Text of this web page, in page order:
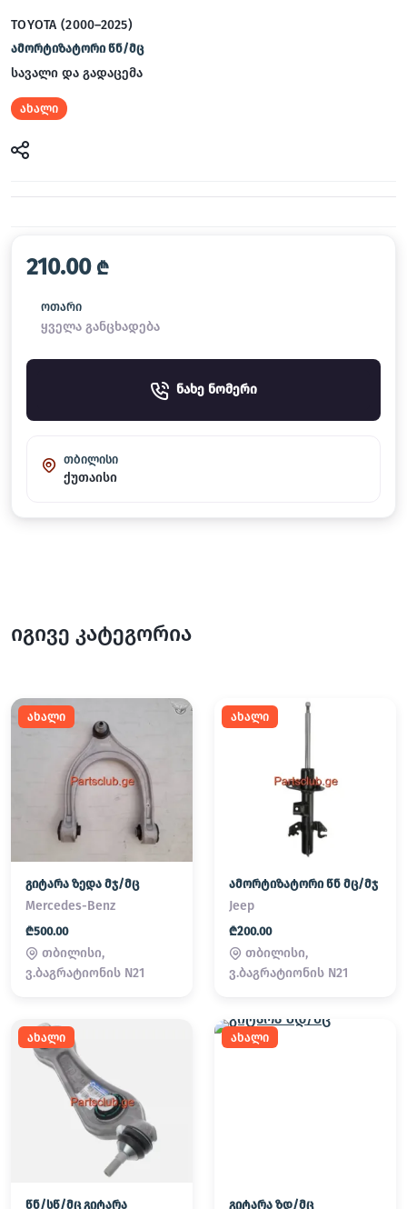
TOYOTA (2000–2025)
ამორტიზატორი წნ/მც
სავალი და გადაცემა
ახალი
210.00 ₾
ოთარი
ყველა განცხადება
ნახე ნომერი
თბილისი
ქუთაისი
იგივე კატეგორია
ახალი
გიტარა ზედა მჯ/მც
Mercedes-Benz
₾500.00
თბილისი,
ვ.ბაგრატიონის N21
ახალი
ამორტიზატორი წნ მც/მჯ
Jeep
₾200.00
თბილისი,
ვ.ბაგრატიონის N21
ახალი
წნ/სწ/მც გიტარა
ახალი
გიტარა ზდ/მც